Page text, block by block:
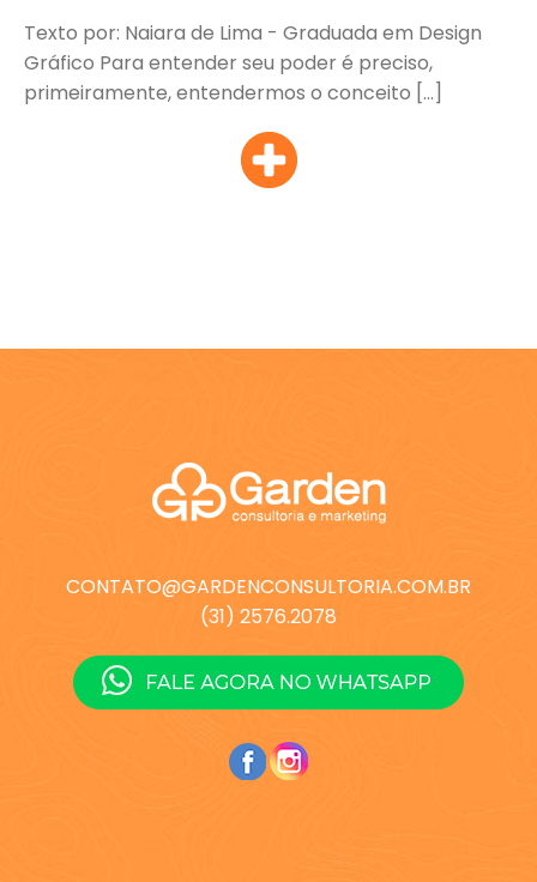
Texto por: Naiara de Lima - Graduada em Design
Gráfico Para entender seu poder é preciso,
primeiramente, entendermos o conceito […]
CONTATO@GARDENCONSULTORIA.COM.BR
(31) 2576.2078